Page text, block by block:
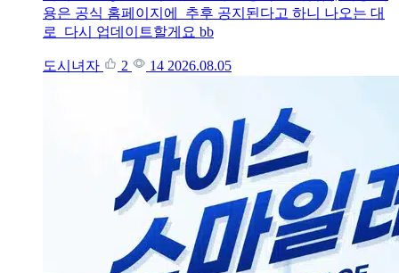
용은 공식 홈페이지에 추후 공지된다고 하니 나오는 대
로 다시 업데이트할게요 bb
도시녀자 2 14 2026.08.05